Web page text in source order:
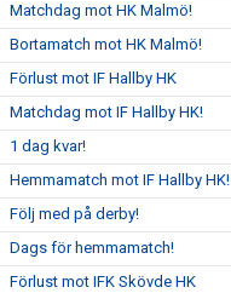
Matchdag mot HK Malmö!
Bortamatch mot HK Malmö!
Förlust mot IF Hallby HK
Matchdag mot IF Hallby HK!
1 dag kvar!
Hemmamatch mot IF Hallby HK!
Följ med på derby!
Dags för hemmamatch!
Förlust mot IFK Skövde HK